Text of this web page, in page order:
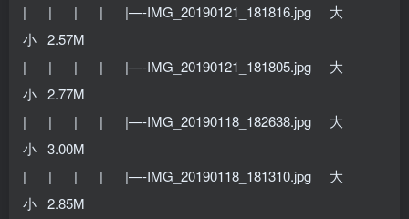
| | | | |—-IMG_20190121_181816.jpg 大
小 2.57M
| | | | |—-IMG_20190121_181805.jpg 大
小 2.77M
| | | | |—-IMG_20190118_182638.jpg 大
小 3.00M
| | | | |—-IMG_20190118_181310.jpg 大
小 2.85M